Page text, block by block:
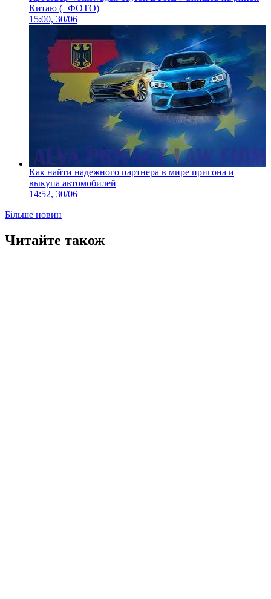
Китаю (+ФОТО)
15:00, 30/06
Как найти надежного партнера в мире пригона и
выкупа автомобилей
14:52, 30/06
Більше новин
Читайте також